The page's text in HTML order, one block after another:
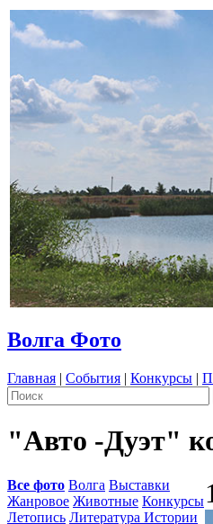
Волга Фото
Главная | События | Конкурсы |
"Авто -Дуэт"
Все фото Волга Выставки
Жанровое Животные Конкурсы
Летопись Литература Истории